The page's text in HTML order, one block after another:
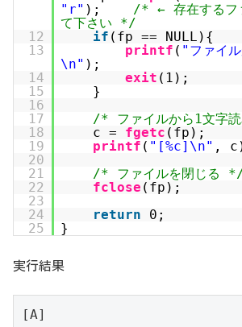
"r" ); /* ← 存在するフ
て下さい */
12
if (fp == NULL){
13
printf ( "ファイ
\n" );
14
exit (1);
15
}
16
17
/* ファイルから1文字
18
c = fgetc (fp);
19
printf ( "[%c]\n" ,
20
21
/* ファイルを閉じる
22
fclose (fp);
23
24
return
0;
25
}
実行結果
[A]